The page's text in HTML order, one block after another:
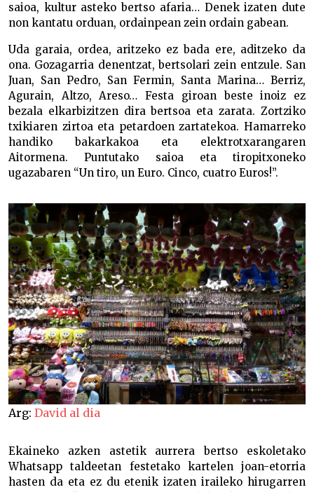
saioa, kultur asteko bertso afaria… Denek izaten dute
non kantatu orduan, ordainpean zein ordain gabean.
Uda garaia, ordea, aritzeko ez bada ere, aditzeko da
ona. Gozagarria denentzat, bertsolari zein entzule. San
Juan, San Pedro, San Fermin, Santa Marina… Berriz,
Agurain, Altzo, Areso… Festa giroan beste inoiz ez
bezala elkarbizitzen dira bertsoa eta zarata. Zortziko
txikiaren zirtoa eta petardoen zartatekoa. Hamarreko
handiko bakarkakoa eta elektrotxarangaren
Aitormena. Puntutako saioa eta tiropitxoneko
ugazabaren “Un tiro, un Euro. Cinco, cuatro Euros!”.
Arg: David al dia
Ekaineko azken astetik aurrera bertso eskoletako
Whatsapp taldeetan festetako kartelen joan-etorria
hasten da eta ez du etenik izaten iraileko hirugarren